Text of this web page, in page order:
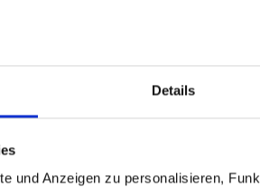
Details
und Anzeigen zu personalisieren,